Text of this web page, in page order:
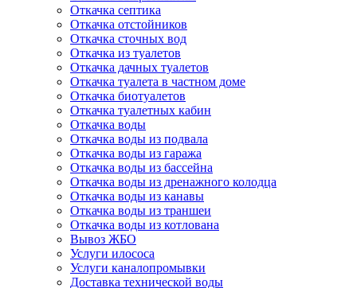
Откачка септика
Откачка отстойников
Откачка сточных вод
Откачка из туалетов
Откачка дачных туалетов
Откачка туалета в частном доме
Откачка биотуалетов
Откачка туалетных кабин
Откачка воды
Откачка воды из подвала
Откачка воды из гаража
Откачка воды из бассейна
Откачка воды из дренажного колодца
Откачка воды из канавы
Откачка воды из траншеи
Откачка воды из котлована
Вывоз ЖБО
Услуги илососа
Услуги каналопромывки
Доставка технической воды